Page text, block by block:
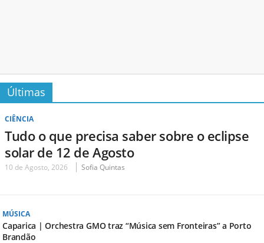
Últimas
CIÊNCIA
Tudo o que precisa saber sobre o eclipse
solar de 12 de Agosto
10 de Agosto, 2026 Sofia Quintas
MÚSICA
Caparica | Orchestra GMO traz “Música sem Fronteiras” a Porto
Brandão